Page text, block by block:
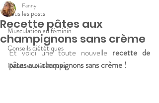
Tous les posts
Musculation au féminin
Conseils diététiques
Recettes diététiques
Recette pâtes aux
champignons sans crème
Fanny
Et voici une toute nouvelle recette de
pâtes aux champignons sans crème !